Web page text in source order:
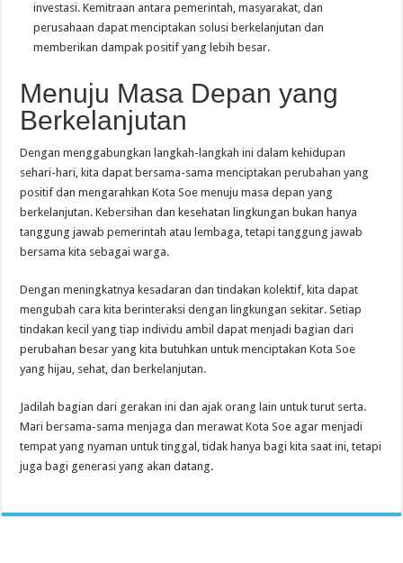
investasi. Kemitraan antara pemerintah, masyarakat, dan
perusahaan dapat menciptakan solusi berkelanjutan dan
memberikan dampak positif yang lebih besar.
Menuju Masa Depan yang
Berkelanjutan
Dengan menggabungkan langkah-langkah ini dalam kehidupan
sehari-hari, kita dapat bersama-sama menciptakan perubahan yang
positif dan mengarahkan Kota Soe menuju masa depan yang
berkelanjutan. Kebersihan dan kesehatan lingkungan bukan hanya
tanggung jawab pemerintah atau lembaga, tetapi tanggung jawab
bersama kita sebagai warga.
Dengan meningkatnya kesadaran dan tindakan kolektif, kita dapat
mengubah cara kita berinteraksi dengan lingkungan sekitar. Setiap
tindakan kecil yang tiap individu ambil dapat menjadi bagian dari
perubahan besar yang kita butuhkan untuk menciptakan Kota Soe
yang hijau, sehat, dan berkelanjutan.
Jadilah bagian dari gerakan ini dan ajak orang lain untuk turut serta.
Mari bersama-sama menjaga dan merawat Kota Soe agar menjadi
tempat yang nyaman untuk tinggal, tidak hanya bagi kita saat ini, tetapi
juga bagi generasi yang akan datang.